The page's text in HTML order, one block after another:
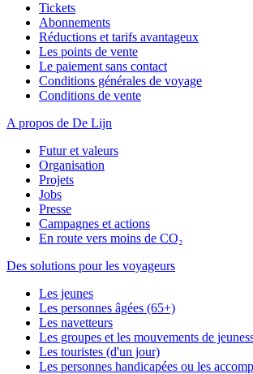
Tickets
Abonnements
Réductions et tarifs avantageux
Les points de vente
Le paiement sans contact
Conditions générales de voyage
Conditions de vente
A propos de De Lijn
Futur et valeurs
Organisation
Projets
Jobs
Presse
Campagnes et actions
En route vers moins de CO₂
Des solutions pour les voyageurs
Les jeunes
Les personnes âgées (65+)
Les navetteurs
Les groupes et les mouvements de
Les touristes (d'un jour)
Les personnes handicapées ou les